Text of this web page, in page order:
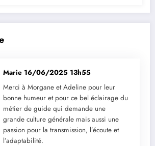
Marie 16/06/2025 13h55
Merci à Morgane et Adeline pour leur
bonne humeur et pour ce bel éclairage du
métier de guide qui demande une
grande culture générale mais aussi une
passion pour la transmission, l’écoute et
l’adaptabilité.